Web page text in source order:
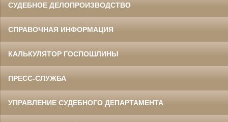
СУДЕБНОЕ ДЕЛОПРОИЗВОДСТВО
СПРАВОЧНАЯ ИНФОРМАЦИЯ
КАЛЬКУЛЯТОР ГОСПОШЛИНЫ
ПРЕСС-СЛУЖБА
УПРАВЛЕНИЕ СУДЕБНОГО ДЕПАРТАМЕНТА